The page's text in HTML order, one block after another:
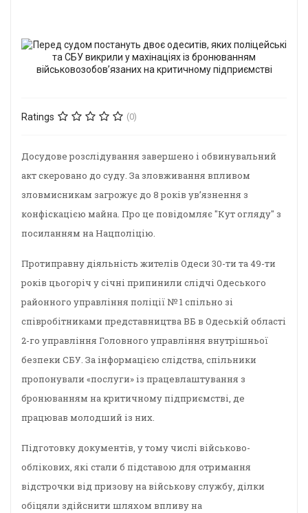
Ratings (0)
Досудове розслідування завершено і обвинувальний
акт скеровано до суду. За зловживання впливом
зловмисникам загрожує до 8 років увʼязнення з
конфіскацією майна. Про це повідомляє "Кут огляду" з
посиланням на Нацполіцію.
Протиправну діяльність жителів Одеси 30-ти та 49-ти
років цьогоріч у січні припинили слідчі Одеського
районного управління поліції № 1 спільно зі
співробітниками представництва ВБ в Одеській області
2-го управління Головного управління внутрішньої
безпеки СБУ. За інформацією слідства, спільники
пропонували «послуги» із працевлаштування з
бронюванням на критичному підприємстві, де
працював молодший із них.
Підготовку документів, у тому числі військово-
облікових, які стали б підставою для отримання
відстрочки від призову на військову службу, ділки
обіцяли здійснити шляхом впливу на